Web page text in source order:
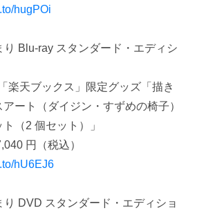
hugPOi
り Blu-ray スタンダード・エディシ
楽天ブックス」限定グッズ「描き
ート（ダイジン・すずめの椅子）
（2 個セット）」
円（税込）
hU6EJ6
DVD スタンダード・エディショ